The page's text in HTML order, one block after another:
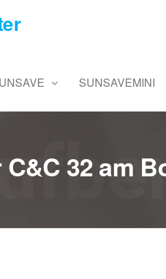
SUNSAVEMINI
32 am